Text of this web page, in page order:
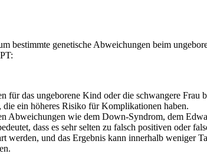
bestimmte genetische Abweichungen beim
das ungeborene Kind oder die schwangere Frau
ein höheres Risiko für Komplikationen haben.
Abweichungen wie dem Down-Syndrom, dem
dass es sehr selten zu falsch positiven oder
und das Ergebnis kann innerhalb weniger